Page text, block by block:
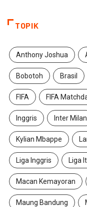
TOPIK
Anthony Joshua
Bobotoh Brasil
FIFA FIFA
Inggris Inter Milan
Kylian Mbappe
Liga Inggris Liga
Macan Kemayoran
Maung Bandung